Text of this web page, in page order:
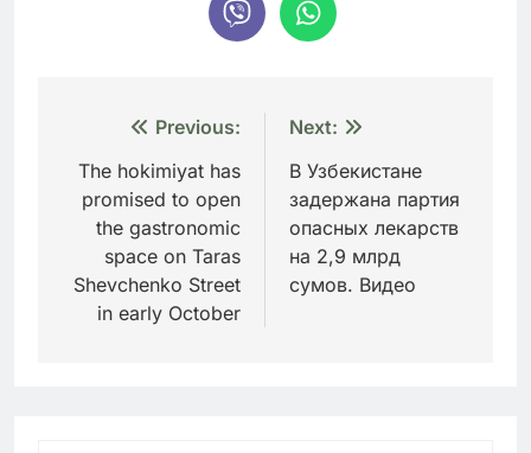
Навигация
по
записям
Previous:
The hokimiyat has
promised to open
the gastronomic
space on Taras
Shevchenko Street
in early October
Next:
В Узбекистане
задержана партия
опасных лекарств
на 2,9 млрд
сумов. Видео